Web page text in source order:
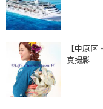
【中原
真撮影